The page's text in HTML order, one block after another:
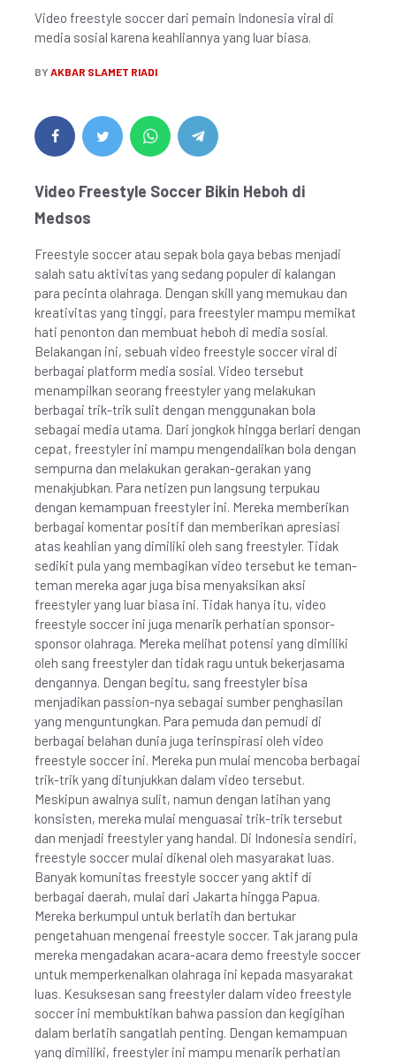
Video freestyle soccer dari pemain Indonesia viral di
media sosial karena keahliannya yang luar biasa.
BY AKBAR SLAMET RIADI
Video Freestyle Soccer Bikin Heboh di
Medsos
Freestyle soccer atau sepak bola gaya bebas menjadi
salah satu aktivitas yang sedang populer di kalangan
para pecinta olahraga. Dengan skill yang memukau dan
kreativitas yang tinggi, para freestyler mampu memikat
hati penonton dan membuat heboh di media sosial.
Belakangan ini, sebuah video freestyle soccer viral di
berbagai platform media sosial. Video tersebut
menampilkan seorang freestyler yang melakukan
berbagai trik-trik sulit dengan menggunakan bola
sebagai media utama. Dari jongkok hingga berlari dengan
cepat, freestyler ini mampu mengendalikan bola dengan
sempurna dan melakukan gerakan-gerakan yang
menakjubkan. Para netizen pun langsung terpukau
dengan kemampuan freestyler ini. Mereka memberikan
berbagai komentar positif dan memberikan apresiasi
atas keahlian yang dimiliki oleh sang freestyler. Tidak
sedikit pula yang membagikan video tersebut ke teman-
teman mereka agar juga bisa menyaksikan aksi
freestyler yang luar biasa ini. Tidak hanya itu, video
freestyle soccer ini juga menarik perhatian sponsor-
sponsor olahraga. Mereka melihat potensi yang dimiliki
oleh sang freestyler dan tidak ragu untuk bekerjasama
dengannya. Dengan begitu, sang freestyler bisa
menjadikan passion-nya sebagai sumber penghasilan
yang menguntungkan. Para pemuda dan pemudi di
berbagai belahan dunia juga terinspirasi oleh video
freestyle soccer ini. Mereka pun mulai mencoba berbagai
trik-trik yang ditunjukkan dalam video tersebut.
Meskipun awalnya sulit, namun dengan latihan yang
konsisten, mereka mulai menguasai trik-trik tersebut
dan menjadi freestyler yang handal. Di Indonesia sendiri,
freestyle soccer mulai dikenal oleh masyarakat luas.
Banyak komunitas freestyle soccer yang aktif di
berbagai daerah, mulai dari Jakarta hingga Papua.
Mereka berkumpul untuk berlatih dan bertukar
pengetahuan mengenai freestyle soccer. Tak jarang pula
mereka mengadakan acara-acara demo freestyle soccer
untuk memperkenalkan olahraga ini kepada masyarakat
luas. Kesuksesan sang freestyler dalam video freestyle
soccer ini membuktikan bahwa passion dan kegigihan
dalam berlatih sangatlah penting. Dengan kemampuan
yang dimiliki, freestyler ini mampu menarik perhatian